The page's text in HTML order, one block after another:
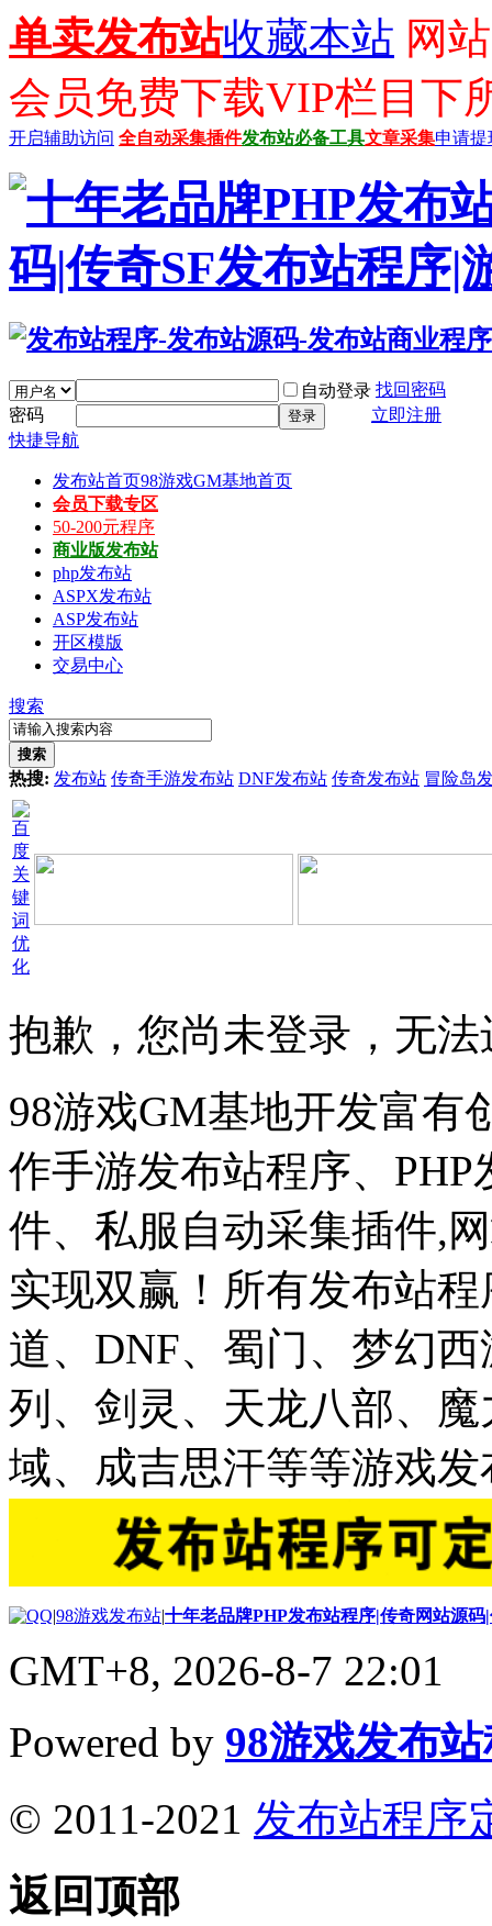
单卖发布站收藏本站 网
会员免费下载VIP栏目下
开启辅助访问 全自动采集插件发布站必备工具文章采集申请提
自动登录 找回密码
密码
登录
立即注册
快捷导航
发布站首页98游戏GM基地首页
会员下载专区
50-200元程序
商业版发布站
php发布站
ASPX发布站
ASP发布站
开区模版
交易中心
搜索
搜索
热搜: 发布站 传奇手游发布站 DNF发布站 传奇发布站 冒险岛
抱歉，您尚未登录，无
98游戏GM基地开发富有
作手游发布站程序、
件、私服自动采集插件,
实现双赢！所有发布站
道、DNF、蜀门、梦幻
列、剑灵、天龙八部、
域、成吉思汗等等游戏
|98游戏发布站|十年老品牌PHP发布站程序|传奇网站源
GMT+8, 2026-8-7 22:01
Powered by 98游戏发布
© 2011-2021 发布站程序
返回顶部